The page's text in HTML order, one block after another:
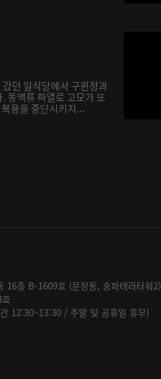
던 일식당에서 구윈정과
동맥류 파열로 고모가 또
용을 중단시키지...
16층 B-1609호 (문정동, 송파테라타워2)
12:30~13:30 / 주말 및 공휴일 휴무)